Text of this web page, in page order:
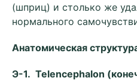
(шприц) и столько же
нормального
Анатомическая
Э-1. Telencephalon